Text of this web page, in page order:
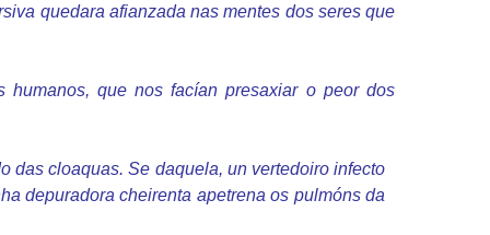
quedara afianzada nas mentes dos seres que
humanos, que nos facían presaxiar o peor dos
das cloaquas. Se daquela, un vertedoiro infecto
depuradora cheirenta apetrena os pulmóns da